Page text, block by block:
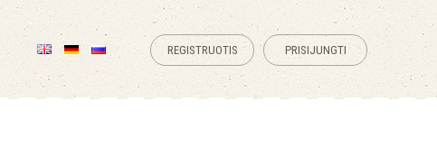
REGISTRUOTIS PRISIJUNGTI